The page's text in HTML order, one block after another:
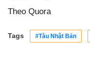
Theo Quora
Tags #Tàu Nhật Bản